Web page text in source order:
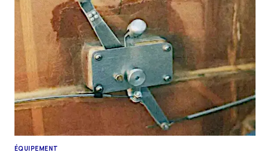
ÉQUIPEMENT